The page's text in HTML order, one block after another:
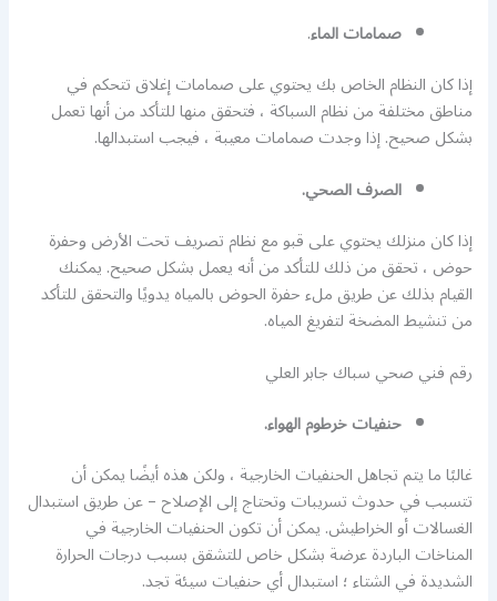
صمامات الماء.
إذا كان النظام الخاص بك يحتوي على صمامات إغلاق تتحكم في
مناطق مختلفة من نظام السباكة ، فتحقق منها للتأكد من أنها تعمل
بشكل صحيح. إذا وجدت صمامات معيبة ، فيجب استبدالها.
الصرف الصحي.
إذا كان منزلك يحتوي على قبو مع نظام تصريف تحت الأرض وحفرة
حوض ، تحقق من ذلك للتأكد من أنه يعمل بشكل صحيح. يمكنك
القيام بذلك عن طريق ملء حفرة الحوض بالمياه يدويًا والتحقق للتأكد
من تنشيط المضخة لتفريغ المياه.
رقم فني صحي سباك جابر العلي
حنفيات خرطوم الهواء.
غالبًا ما يتم تجاهل الحنفيات الخارجية ، ولكن هذه أيضًا يمكن أن
تتسبب في حدوث تسريبات وتحتاج إلى الإصلاح – عن طريق استبدال
الغسالات أو الخراطيش. يمكن أن تكون الحنفيات الخارجية في
المناخات الباردة عرضة بشكل خاص للتشقق بسبب درجات الحرارة
الشديدة في الشتاء ؛ استبدال أي حنفيات سيئة تجد.